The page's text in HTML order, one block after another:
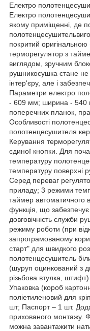
Електро
Електро
якому приміщенні, де
покритий
терморегулятор з
виглядом, зручним
рушникосушка стане
інтер'єру, але і
Параметри електро
- 609 мм; ширина - 540
поперечних планок,
Особливості
полотенцесушителя
Керування
єдиної кнопки. Для
температуру
температуру поверхні
Серед переваг
приладу; 3 режими
таймер автоматичного
функція, що забезпечує
довговічність служби
режиму роботи (при
запрограмованому
старт" для швидкого
полотенцесушитель
(шуруп оцинкований з
різьбова втулка,
Упаковка (короб
поліетиленовий для
шт; Паспорт – 1 шт.
прихованого монтажу.
можна завантажити